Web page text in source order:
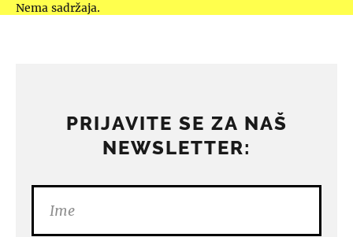
Nema sadržaja.
PRIJAVITE SE ZA NAŠ
NEWSLETTER: